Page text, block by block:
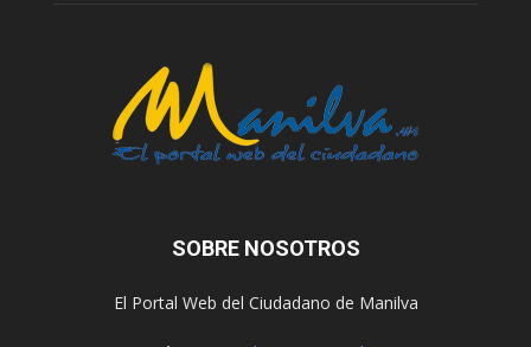
SOBRE NOSOTROS
El Portal Web del Ciudadano de Manilva